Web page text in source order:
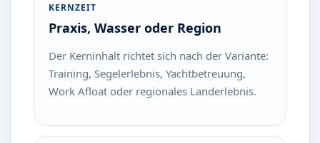
KERNZEIT
Praxis, Wasser oder Region
Der Kerninhalt richtet sich nach der Variante:
Training, Segelerlebnis, Yachtbetreuung,
Work Afloat oder regionales Landerlebnis.